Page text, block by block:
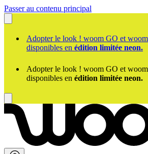
Passer au contenu principal
Adopter le look ! woom GO et
disponibles en édition limitée neon.
Adopter le look ! woom GO et
disponibles en édition limitée neon.